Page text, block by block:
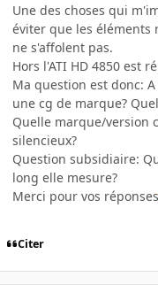
Une des choses qui
éviter que les
ne s'affolent pas.
Hors l'ATI HD 4850 est
Ma question est donc:
une cg de marque?
Quelle marque/version
silencieux?
Question subsidiaire:
long elle mesure?
Merci pour vos réponses
Citer